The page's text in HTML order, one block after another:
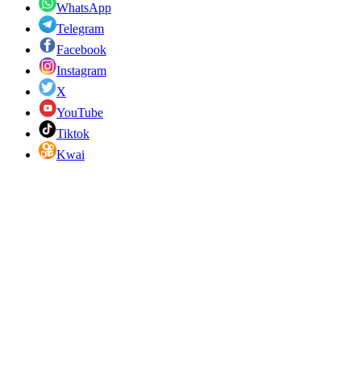
WhatsApp
Telegram
Facebook
Instagram
X
YouTube
Tiktok
Kwai